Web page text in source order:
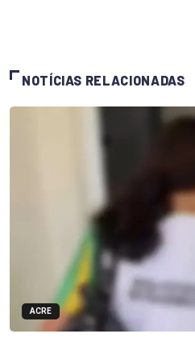
NOTÍCIAS RELACIONADAS
ACRE